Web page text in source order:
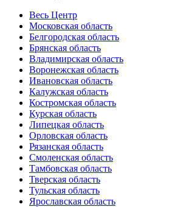
Весь Центр
Московская область
Белгородская область
Брянская область
Владимирская область
Воронежская область
Ивановская область
Калужская область
Костромская область
Курская область
Липецкая область
Орловская область
Рязанская область
Смоленская область
Тамбовская область
Тверская область
Тульская область
Ярославская область